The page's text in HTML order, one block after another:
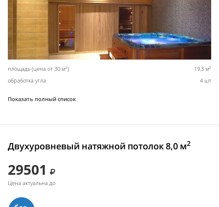
площадь (цена от 30 м2) 19,3 м2
обработка угла 4 шт
Показать полный список
Двухуровневый натяжной потолок 8,0 м2
29501
Цена актуальна до